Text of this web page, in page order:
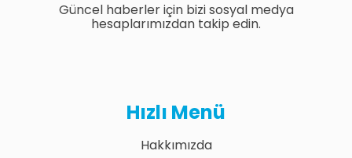
Güncel haberler için bizi sosyal medya
hesaplarımızdan takip edin.
Hızlı Menü
Hakkımızda